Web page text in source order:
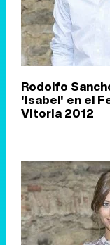
Rodolfo
'Isabel' en el
Vitoria 2012